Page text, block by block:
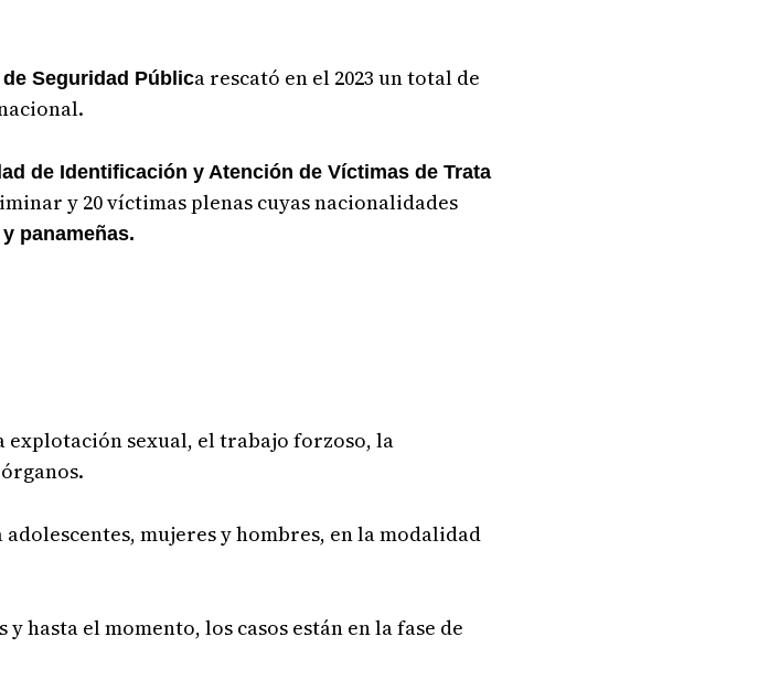
Seguridad Pública rescató en el 2023 un total de
de Identificación y Atención de Víctimas de Trata
y 20 víctimas plenas cuyas nacionalidades
panameñas.
explotación sexual, el trabajo forzoso, la
mujeres y hombres, en la modalidad
hasta el momento, los casos están en la fase de